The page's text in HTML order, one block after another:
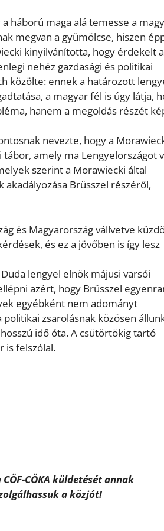
háború maga alá temesse a
megvan a gyümölcse, hiszen
kinyilvánította, hogy érdekelt a
nehéz gazdasági és politikai
közölte: ennek a határozott
a magyar fél is úgy látja,
hanem a megoldás részét
nevezte, hogy a
amely ma Lengyelországot
szerint a Morawiecki által
Brüsszel részéről,
és Magyarország vállvetve
és ez a jövőben is így lesz
lengyel elnök májusi varsói
azért, hogy Brüsszel
egyébként nem adományt
zsarolásnak közösen
idő óta. A csütörtökig tartó
is felszólal.
CÖKA küldetését annak
a közjót!